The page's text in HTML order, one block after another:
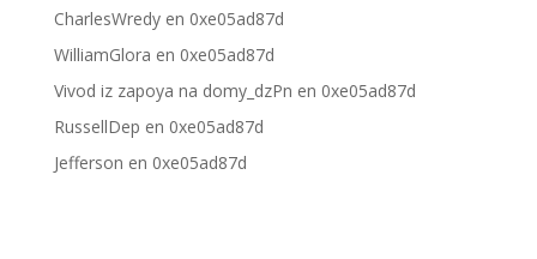
CharlesWredyen 0xe05ad87d
WilliamGlora en 0xe05ad87d
Vivod iz zapoya na domy_dzPn en 0xe05ad87d
RussellDep en 0xe05ad87d
Jefferson en 0xe05ad87d